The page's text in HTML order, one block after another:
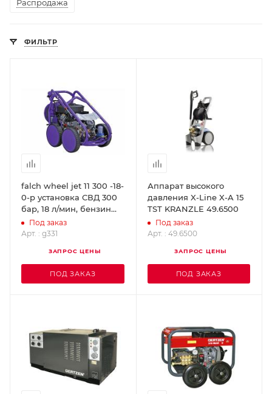
Распродажа
ФИЛЬТР
falch wheel jet 11 300 -18-
0-p установка СВД 300
бар, 18 л/мин, бензин
g331Под заказ
Арт. : g331
ЗАПРОС ЦЕНЫ
ПОД ЗАКАЗ
Аппарат высокого
давления X-Line X-A 15
TST KRANZLE 49.6500
Под заказ
Арт. : 49.6500
ЗАПРОС ЦЕНЫ
ПОД ЗАКАЗ